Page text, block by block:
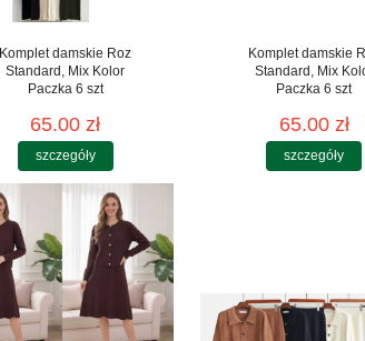
Komplet damskie Roz
Standard, Mix Kolor
Paczka 6 szt
65.00 zł
szczegóły
Komplet damskie
Standard, Mix
Paczka 6 szt
65.00 zł
szczegóły